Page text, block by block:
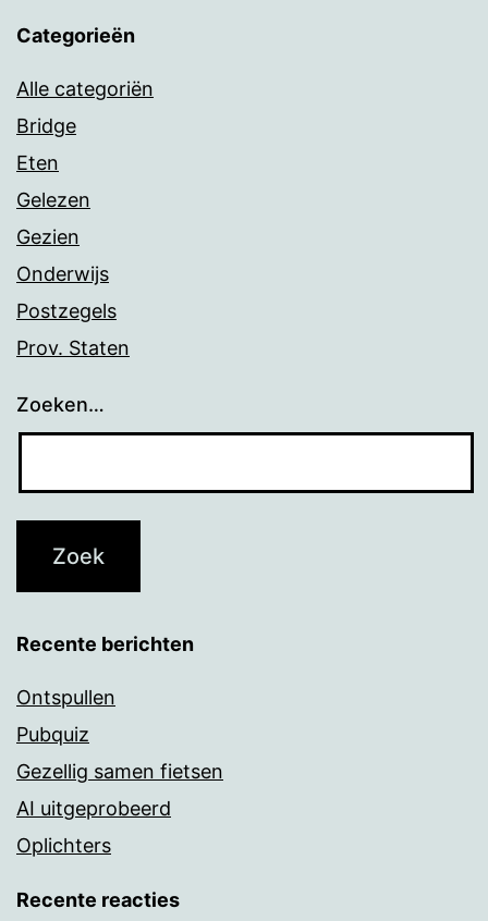
Categorieën
Alle categoriën
Bridge
Eten
Gelezen
Gezien
Onderwijs
Postzegels
Prov. Staten
Zoeken…
Recente berichten
Ontspullen
Pubquiz
Gezellig samen fietsen
AI uitgeprobeerd
Oplichters
Recente reacties